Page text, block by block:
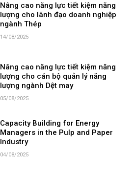
Nâng cao năng lực tiết kiệm năng
lượng cho lãnh đạo doanh nghiệp
ngành Thép
14/08/2025
Nâng cao năng lực tiết kiệm năng
lượng cho cán bộ quản lý năng
lượng ngành Dệt may
05/08/2025
Capacity Building for Energy
Managers in the Pulp and Paper
Industry
04/08/2025